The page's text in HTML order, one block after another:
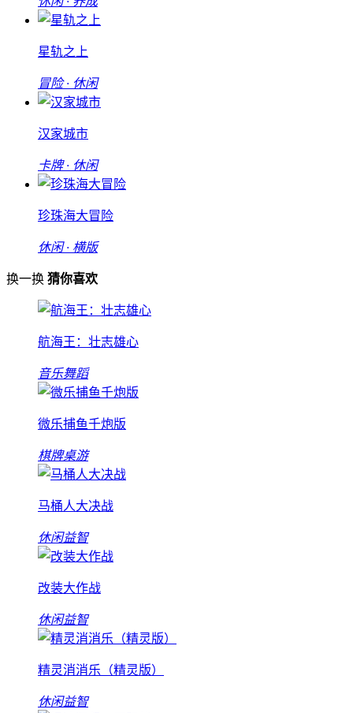
星轨之上
冒险 · 休闲
汉家城市
卡牌 · 休闲
珍珠海大冒险
休闲 · 横版
换一换 猜你喜欢
航海王：壮志雄心
音乐舞蹈
微乐捕鱼千炮版
棋牌桌游
马桶人大决战
休闲益智
改装大作战
休闲益智
精灵消消乐（精灵版）
休闲益智